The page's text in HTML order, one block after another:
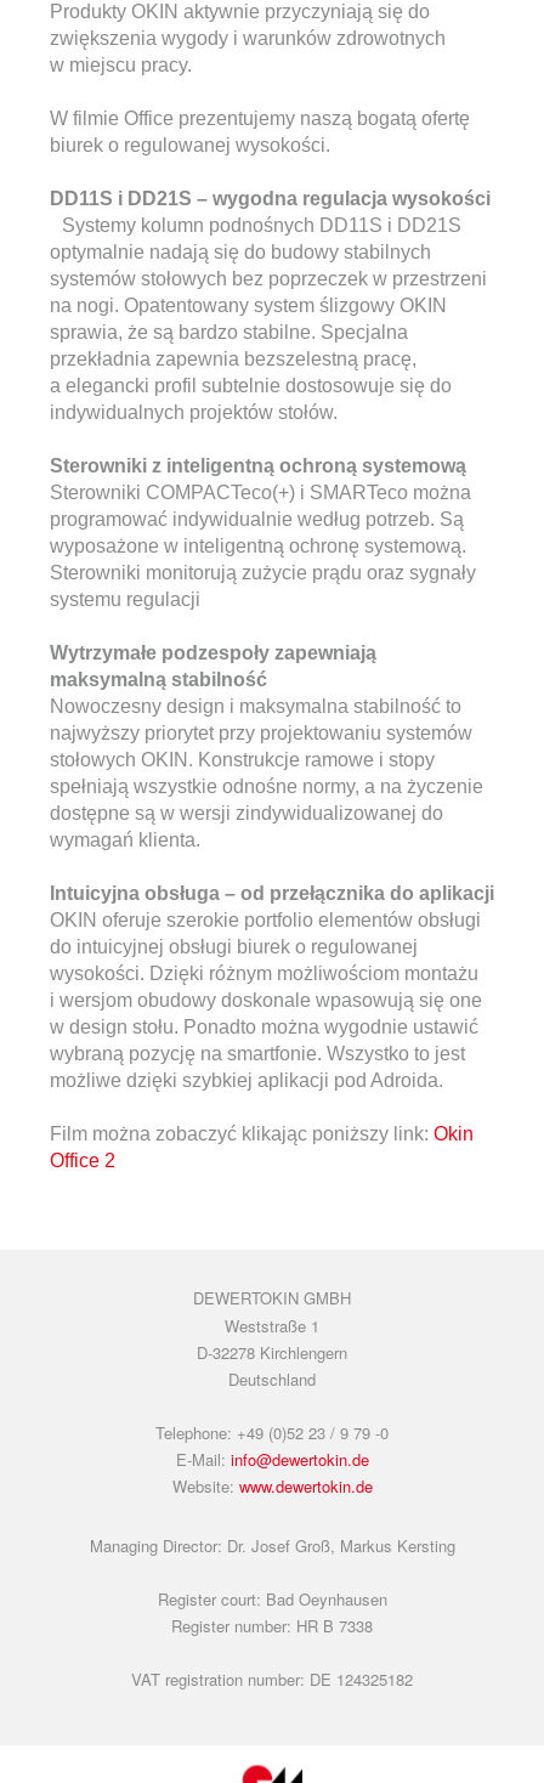
Produkty OKIN aktywnie przyczyniają się do
zwiększenia wygody i warunków zdrowotnych
w miejscu pracy.
W filmie Office prezentujemy naszą bogatą ofertę
biurek o regulowanej wysokości.
DD11S i DD21S – wygodna regulacja wysokości
Systemy kolumn podnośnych DD11S i DD21S
optymalnie nadają się do budowy stabilnych
systemów stołowych bez poprzeczek w przestrzeni
na nogi. Opatentowany system ślizgowy OKIN
sprawia, że są bardzo stabilne. Specjalna
przekładnia zapewnia bezszelestną pracę,
a elegancki profil subtelnie dostosowuje się do
indywidualnych projektów stołów.
Sterowniki z inteligentną ochroną systemową
Sterowniki COMPACTeco(+) i SMARTeco można
programować indywidualnie według potrzeb. Są
wyposażone w inteligentną ochronę systemową.
Sterowniki monitorują zużycie prądu oraz sygnały
systemu regulacji
Wytrzymałe podzespoły zapewniają
maksymalną stabilność
Nowoczesny design i maksymalna stabilność to
najwyższy priorytet przy projektowaniu systemów
stołowych OKIN. Konstrukcje ramowe i stopy
spełniają wszystkie odnośne normy, a na życzenie
dostępne są w wersji zindywidualizowanej do
wymagań klienta.
Intuicyjna obsługa – od przełącznika do aplikacji
OKIN oferuje szerokie portfolio elementów obsługi
do intuicyjnej obsługi biurek o regulowanej
wysokości. Dzięki różnym możliwościom montażu
i wersjom obudowy doskonale wpasowują się one
w design stołu. Ponadto można wygodnie ustawić
wybraną pozycję na smartfonie. Wszystko to jest
możliwe dzięki szybkiej aplikacji pod Adroida.
Film można zobaczyć klikając poniższy link: Okin
Office 2
DEWERTOKIN GMBH
Weststraße 1
D-32278 Kirchlengern
Deutschland
Telephone: +49 (0)52 23 / 9 79 -0
E-Mail: info@dewertokin.de
Website: www.dewertokin.de
Managing Director: Dr. Josef Groß, Markus Kersting
Register court: Bad Oeynhausen
Register number: HR B 7338
VAT registration number: DE 124325182